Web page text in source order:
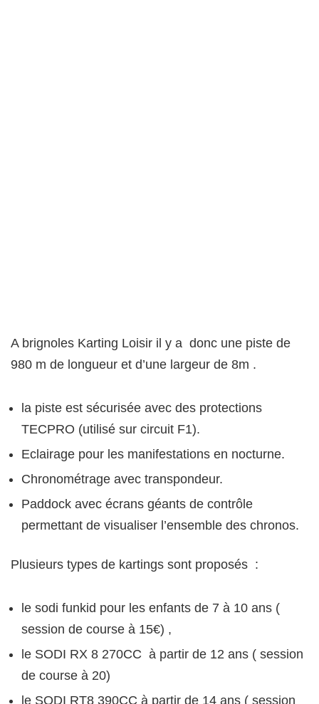
A brignoles Karting Loisir il y a donc une piste de
980 m de longueur et d’une largeur de 8m .
la piste est sécurisée avec des protections
TECPRO (utilisé sur circuit F1).
Eclairage pour les manifestations en nocturne.
Chronométrage avec transpondeur.
Paddock avec écrans géants de contrôle
permettant de visualiser l’ensemble des chronos.
Plusieurs types de kartings sont proposés :
le sodi funkid pour les enfants de 7 à 10 ans (
session de course à 15€) ,
le SODI RX 8 270CC à partir de 12 ans ( session
de course à 20)
le SODI RT8 390CC à partir de 14 ans ( session